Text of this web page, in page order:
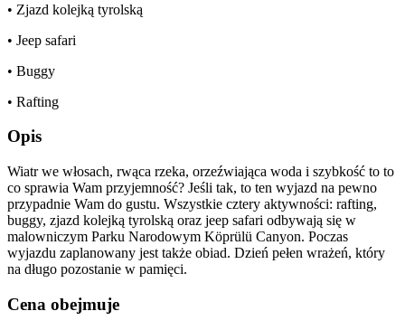
• Zjazd kolejką tyrolską
• Jeep safari
• Buggy
• Rafting
Opis
Wiatr we włosach, rwąca rzeka, orzeźwiająca woda i szybkość to to
co sprawia Wam przyjemność? Jeśli tak, to ten wyjazd na pewno
przypadnie Wam do gustu. Wszystkie cztery aktywności: rafting,
buggy, zjazd kolejką tyrolską oraz jeep safari odbywają się w
malowniczym Parku Narodowym Köprülü Canyon. Poczas
wyjazdu zaplanowany jest także obiad. Dzień pełen wrażeń, który
na długo pozostanie w pamięci.
Cena obejmuje